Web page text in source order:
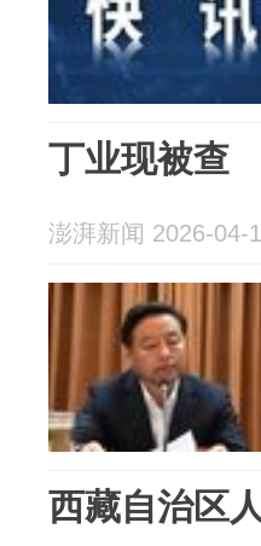
丁业现被查
澎湃新闻 2026-04-
西藏自治区